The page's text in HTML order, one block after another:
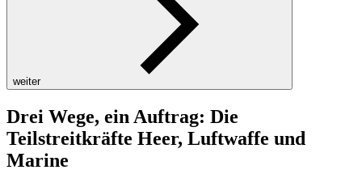
weiter
Drei Wege, ein Auftrag: Die
Teilstreitkräfte Heer, Luftwaffe und
Marine